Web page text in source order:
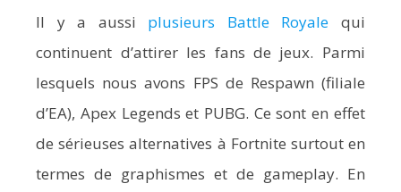
Il y a aussi plusieurs Battle Royale qui
continuent d’attirer les fans de jeux. Parmi
lesquels nous avons FPS de Respawn (filiale
d’EA), Apex Legends et PUBG. Ce sont en effet
de sérieuses alternatives à Fortnite surtout en
termes de graphismes et de gameplay. En